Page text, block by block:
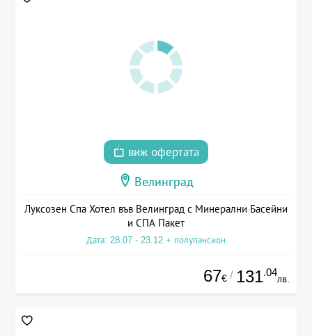
виж офертата
Велинград
Луксозен Спа Хотел във Велинград с Минерални Басейни
и СПА Пакет
Дата: 28.07 - 23.12 + полупансион
67€ / 131.04
лв.